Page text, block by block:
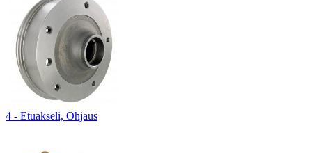
4 - Etuakseli, Ohjaus